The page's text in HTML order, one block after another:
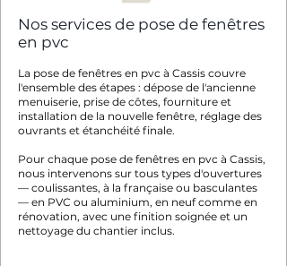
Nos services de pose de fenêtres
en pvc
La pose de fenêtres en pvc à Cassis couvre
l'ensemble des étapes : dépose de l'ancienne
menuiserie, prise de côtes, fourniture et
installation de la nouvelle fenêtre, réglage des
ouvrants et étanchéité finale.
Pour chaque pose de fenêtres en pvc à Cassis,
nous intervenons sur tous types d'ouvertures
— coulissantes, à la française ou basculantes
— en PVC ou aluminium, en neuf comme en
rénovation, avec une finition soignée et un
nettoyage du chantier inclus.